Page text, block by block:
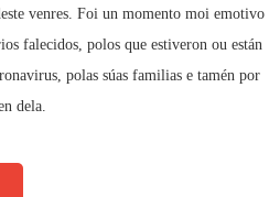
venres. Foi un momento moi emotivo
falecidos, polos que estiveron ou están
polas súas familias e tamén por
dela.